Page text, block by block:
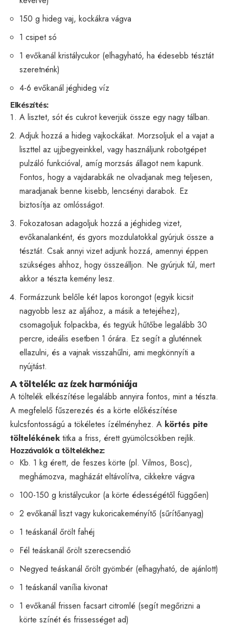
150 g hideg vaj, kockákra vágva
1 csipet só
1 evőkanál kristálycukor (elhagyható, ha édesebb tésztát
szeretnénk)
4-6 evőkanál jéghideg víz
Elkészítés:
A lisztet, sót és cukrot keverjük össze egy nagy tálban.
Adjuk hozzá a hideg vajkockákat. Morzsoljuk el a vajat a
liszttel az ujjbegyeinkkel, vagy használjunk robotgépet
pulzáló funkcióval, amíg morzsás állagot nem kapunk.
Fontos, hogy a vajdarabkák ne olvadjanak meg teljesen,
maradjanak benne kisebb, lencsényi darabok. Ez
biztosítja az omlósságot.
Fokozatosan adagoljuk hozzá a jéghideg vizet,
evőkanalanként, és gyors mozdulatokkal gyúrjuk össze a
tésztát. Csak annyi vizet adjunk hozzá, amennyi éppen
szükséges ahhoz, hogy összeálljon. Ne gyúrjuk túl, mert
akkor a tészta kemény lesz.
Formázzunk belőle két lapos korongot (egyik kicsit
nagyobb lesz az aljához, a másik a tetejéhez),
csomagoljuk folpackba, és tegyük hűtőbe legalább 30
percre, ideális esetben 1 órára. Ez segít a gluténnek
ellazulni, és a vajnak visszahűlni, ami megkönnyíti a
nyújtást.
A töltelék: az ízek harmóniája
A töltelék elkészítése legalább annyira fontos, mint a tészta.
A megfelelő fűszerezés és a körte előkészítése
kulcsfontosságú a tökéletes ízélményhez. A körtés pite
töltelékének titka a friss, érett gyümölcsökben rejlik.
Hozzávalók a töltelékhez:
Kb. 1 kg érett, de feszes körte (pl. Vilmos, Bosc),
meghámozva, magházát eltávolítva, cikkekre vágva
100-150 g kristálycukor (a körte édességétől függően)
2 evőkanál liszt vagy kukoricakeményítő (sűrítőanyag)
1 teáskanál őrölt fahéj
Fél teáskanál őrölt szerecsendió
Negyed teáskanál őrölt gyömbér (elhagyható, de ajánlott)
1 teáskanál vanília kivonat
1 evőkanál frissen facsart citromlé (segít megőrizni a
körte színét és frissességet ad)